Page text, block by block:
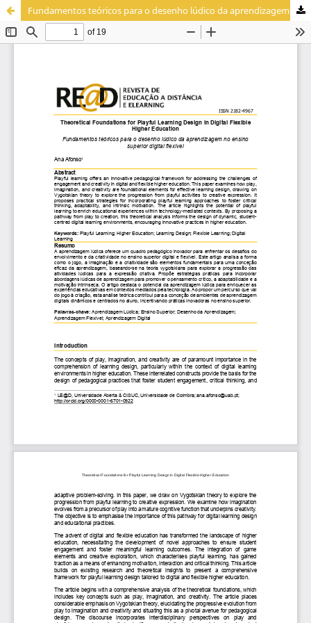
Fundamentos teóricos para o desenho lúdico da aprendizagem no ensino superior digital flexível